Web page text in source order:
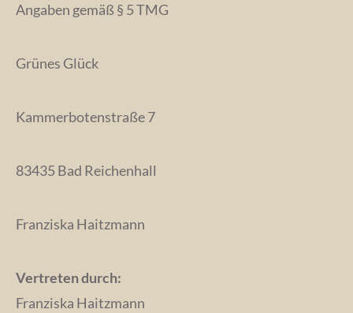
Angaben gemäß § 5 TMG
Grünes Glück
Kammerbotenstraße 7
83435 Bad Reichenhall
Franziska Haitzmann
Vertreten durch:
Franziska Haitzmann